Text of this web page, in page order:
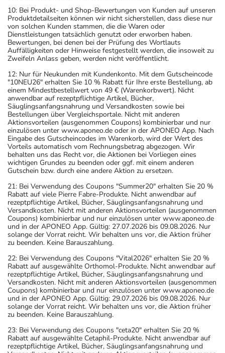
10: Bei Produkt- und Shop-Bewertungen von Kunden auf unseren
Produktdetailseiten können wir nicht sicherstellen, dass diese nur
von solchen Kunden stammen, die die Waren oder
Dienstleistungen tatsächlich genutzt oder erworben haben.
Bewertungen, bei denen bei der Prüfung des Wortlauts
Auffälligkeiten oder Hinweise festgestellt werden, die insoweit zu
Zweifeln Anlass geben, werden nicht veröffentlicht.
12: Nur für Neukunden mit Kundenkonto. Mit dem Gutscheincode
"10NEU26" erhalten Sie 10 % Rabatt für Ihre erste Bestellung, ab
einem Mindestbestellwert von 49 € (Warenkorbwert). Nicht
anwendbar auf rezeptpflichtige Artikel, Bücher,
Säuglingsanfangsnahrung und Versandkosten sowie bei
Bestellungen über Vergleichsportale. Nicht mit anderen
Aktionsvorteilen (ausgenommen Coupons) kombinierbar und nur
einzulösen unter www.aponeo.de oder in der APONEO App. Nach
Eingabe des Gutscheincodes im Warenkorb, wird der Wert des
Vorteils automatisch vom Rechnungsbetrag abgezogen. Wir
behalten uns das Recht vor, die Aktionen bei Vorliegen eines
wichtigen Grundes zu beenden oder ggf. mit einem anderen
Gutschein bzw. durch eine andere Aktion zu ersetzen.
21: Bei Verwendung des Coupons "Summer20" erhalten Sie 20 %
Rabatt auf viele Pierre Fabre-Produkte. Nicht anwendbar auf
rezeptpflichtige Artikel, Bücher, Säuglingsanfangsnahrung und
Versandkosten. Nicht mit anderen Aktionsvorteilen (ausgenommen
Coupons) kombinierbar und nur einzulösen unter www.aponeo.de
und in der APONEO App. Gültig: 27.07.2026 bis 09.08.2026. Nur
solange der Vorrat reicht. Wir behalten uns vor, die Aktion früher
zu beenden. Keine Barauszahlung.
22: Bei Verwendung des Coupons "Vital2026" erhalten Sie 20 %
Rabatt auf ausgewählte Orthomol-Produkte. Nicht anwendbar auf
rezeptpflichtige Artikel, Bücher, Säuglingsanfangsnahrung und
Versandkosten. Nicht mit anderen Aktionsvorteilen (ausgenommen
Coupons) kombinierbar und nur einzulösen unter www.aponeo.de
und in der APONEO App. Gültig: 29.07.2026 bis 09.08.2026. Nur
solange der Vorrat reicht. Wir behalten uns vor, die Aktion früher
zu beenden. Keine Barauszahlung.
23: Bei Verwendung des Coupons "ceta20" erhalten Sie 20 %
Rabatt auf ausgewählte Cetaphil-Produkte. Nicht anwendbar auf
rezeptpflichtige Artikel, Bücher, Säuglingsanfangsnahrung und